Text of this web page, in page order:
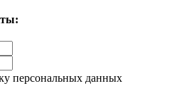
персональных данных